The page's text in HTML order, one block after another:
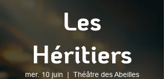
Les
Héritiers
mer. 10 juin
  |
Théâtre des Abeilles